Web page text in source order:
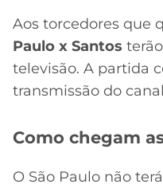
ATLÉTICO
MG
Aos torcedores que
Paulo x Santos
televisão. A partida
transmissão do
Como chegam
O São Paulo não